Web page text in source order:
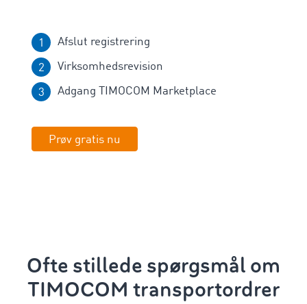
Afslut registrering
Virksomhedsrevision
Adgang TIMOCOM Marketplace
Prøv gratis nu
Ofte stillede spørgsmål om
TIMOCOM transportordrer